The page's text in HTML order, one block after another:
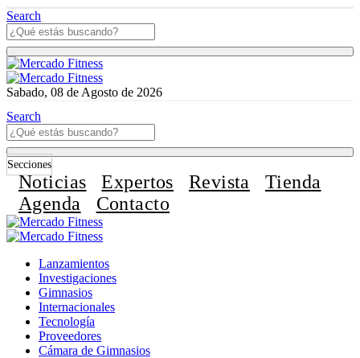
Search
Sabado, 08 de Agosto de 2026
Search
Secciones
Noticias Expertos Revista
Tienda
Agenda
Contacto
Lanzamientos
Investigaciones
Gimnasios
Internacionales
Tecnología
Proveedores
Cámara de Gimnasios